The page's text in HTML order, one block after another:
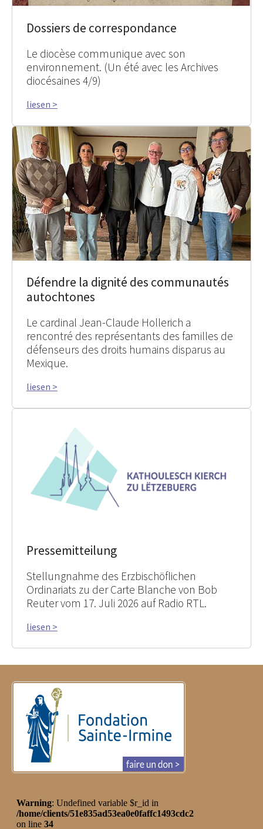
Dossiers de correspondance
Le diocèse communique avec son
environnement. (Un été avec les Archives
diocésaines 4/9)
liesen >
Défendre la dignité des communautés
autochtones
Le cardinal Jean-Claude Hollerich a
rencontré des représentants des familles de
défenseurs des droits humains disparus au
Mexique.
liesen >
Pressemitteilung
Stellungnahme des Erzbischöflichen
Ordinariats zu der Carte Blanche von Bob
Reuter vom 17. Juli 2026 auf Radio RTL.
liesen >